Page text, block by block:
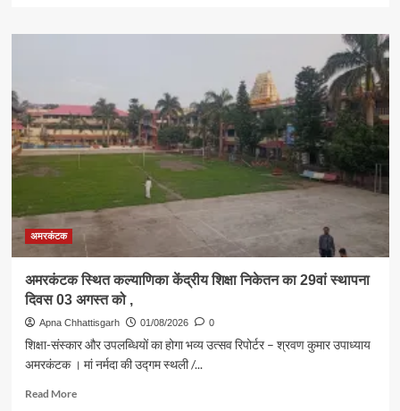
संस्कार
राष्ट्रभक्ति
का
संगम
बना
29वाँ
स्थापना
दिवस
अमरकंटक
अमरकंटक स्थित कल्याणिका केंद्रीय शिक्षा निकेतन का 29वां स्थापना
दिवस 03 अगस्त को ,
Apna Chhattisgarh 01/08/2026 0
शिक्षा-संस्कार और उपलब्धियों का होगा भव्य उत्सव रिपोर्टर – श्रवण कुमार उपाध्याय
अमरकंटक । मां नर्मदा की उद्गम स्थली /...
Read MoreRead